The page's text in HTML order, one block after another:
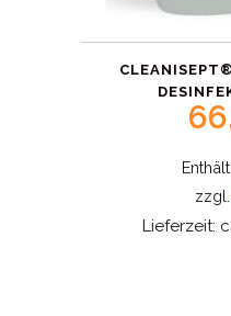
zzgl.
Lieferzeit: